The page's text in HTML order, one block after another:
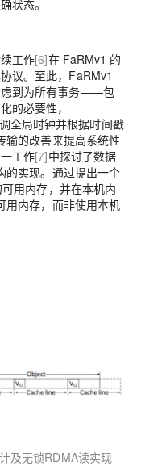
状态。
工作[6]在 FaRMv1 的
议。至此，FaRMv1
虑到为所有事务——包
的必要性，
全局时钟并根据时间戳
输的改善来提高系统性
工作[7]中探讨了数据
的实现。通过提出一个
用内存，并在本机内
用内存，而非使用本机
及无锁RDMA读实现